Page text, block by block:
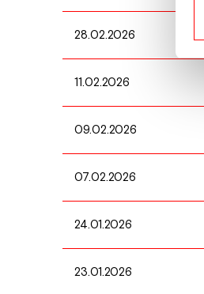
28.02.2026
11.02.2026
09.02.2026
07.02.2026
24.01.2026
23.01.2026